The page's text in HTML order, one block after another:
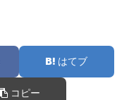
はてブ
コピー